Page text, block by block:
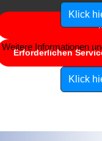
Erforderlichen
Klick
Informationen
Klick